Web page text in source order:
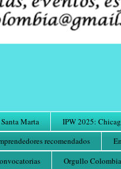
Marta IPW 2025:
recomendados
Orgullo